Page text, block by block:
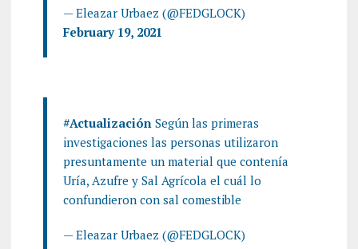
— Eleazar Urbaez (@FEDGLOCK)
February 19, 2021
#ActualizaciónSegún las primeras
investigaciones las personas utilizaron
presuntamente un material que contenía
Uría, Azufre y Sal Agrícola el cuál lo
confundieron con sal comestible
— Eleazar Urbaez (@FEDGLOCK)